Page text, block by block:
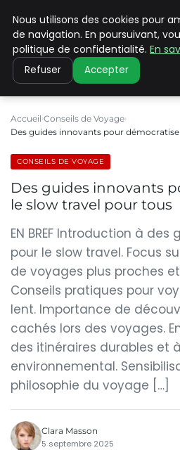
PILAT
Accueil Conseils de Voyage
Des guides innovants pour
CONSEILS DE VOYAGE
Des guides innovants
le slow travel pour tous
EN BREF Introduction à
pour le slow travel. Focus
de voyages plus proches
Conseils pratiques pour
lent. Importance de
cachés lors des voyages.
des itinéraires durables et
environnemental.
philosophie du voyage […]
Clara Masson
5 septembre 2025
Nous utilisons des cookies pour
de navigation. En poursuivant,
politique de confidentialité. En
Refuser Accepter